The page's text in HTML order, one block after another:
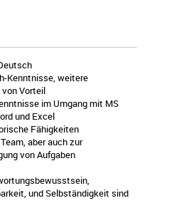
Kenntnisse, weitere
Vorteil
im Umgang mit MS
und Excel
Fähigkeiten
aber auch zur
von Aufgaben
und Selbständigkeit sind